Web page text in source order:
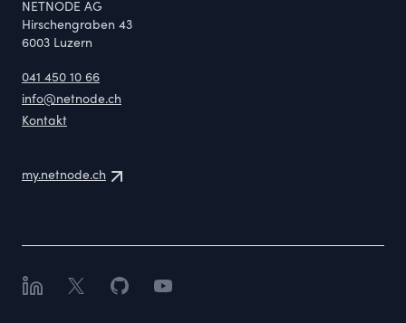
NETNODE AG
Hirschengraben 43
6003 Luzern
041 450 10 66
info@netnode.ch
Kontakt
my.netnode.ch
LinkedIn
X GitHubYouTube